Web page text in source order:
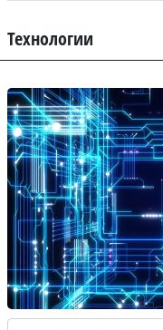
Технологии